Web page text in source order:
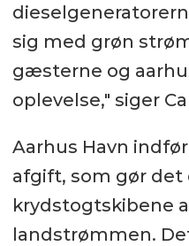
sig med grøn
gæsterne og
oplevelse," siger
Aarhus Havn
afgift, som gør det
krydstogtskibene
landstrømmen.